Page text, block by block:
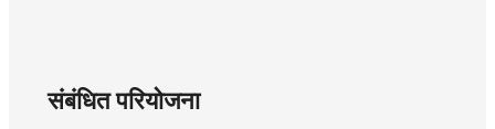
संबंधित परियोजना